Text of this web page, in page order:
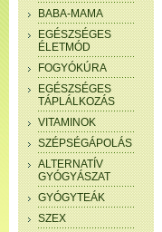
BABA-MAMA
EGÉSZSÉGES
ÉLETMÓD
FOGYÓKÚRA
EGÉSZSÉGES
TÁPLÁLKOZÁS
VITAMINOK
SZÉPSÉGÁPOLÁS
ALTERNATÍV
GYÓGYÁSZAT
GYÓGYTEÁK
SZEX